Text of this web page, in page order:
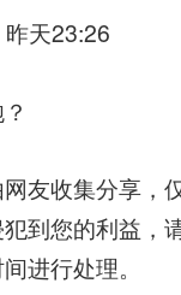
昨天23:26
网友收集分享，
到您的利益，
进行处理。